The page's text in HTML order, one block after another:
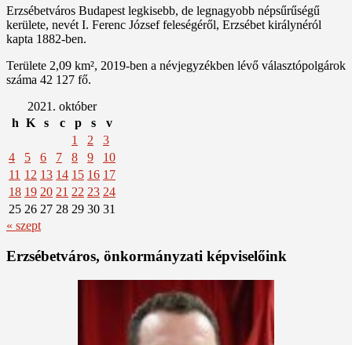
Erzsébetváros Budapest legkisebb, de legnagyobb népsűrűségű
kerülete, nevét I. Ferenc József feleségéről, Erzsébet királynéról
kapta 1882-ben.
Területe 2,09 km², 2019-ben a névjegyzékben lévő választópolgárok
száma 42 127 fő.
2021. október
h K s c p s
v
1
2
3
4
5 6 7 8 9
10
11 12 13 14 15 16 17
18 19 20 21 22 23 24
25 26 27 28 29 30 31
« szept
Erzsébetváros, önkormányzati képviselőink